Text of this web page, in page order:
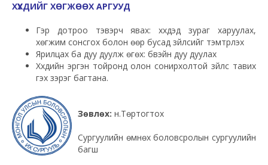
ХҮҮХДИЙГ ХӨГЖӨӨХ АРГУУД
Гэр дотроо тэвэрч явах: хүүхдэд зураг харуулах,
хөгжим сонсгох болон өөр бусад зүйлсийг тэмтрүүлэх
Ярилцах ба дуу дуулж өгөх: бүүвэйн дуу дуулах
Хүүхдийн эргэн тойронд олон сонирхолтой зүйлс тавих
гэх зэрэг багтана.
Зөвлөх: н.Төртогтох
Сургуулийн өмнөх боловсролын сургуулийн
багш